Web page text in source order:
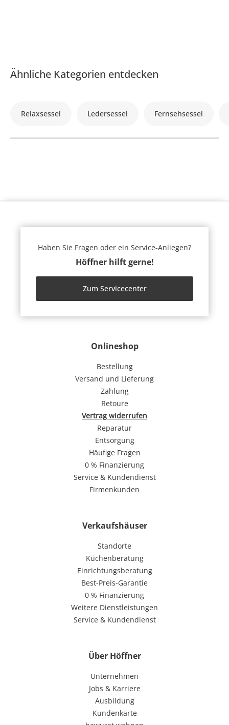
Ähnliche Kategorien entdecken
Relaxsessel Ledersessel Fernsehsessel
Onlineshop
Bestellung
Versand und Lieferung
Zahlung
Retoure
Vertrag widerrufen
Reparatur
Entsorgung
Häufige Fragen
0 % Finanzierung
Service & Kundendienst
Firmenkunden
Verkaufshäuser
Standorte
Küchenberatung
Einrichtungsberatung
Best-Preis-Garantie
0 % Finanzierung
Weitere Dienstleistungen
Service & Kundendienst
Über Höffner
Unternehmen
Jobs & Karriere
Ausbildung
Kundenkarte
Haben Sie Fragen oder ein Service-Anliegen?
Höffner hilft gerne!
Zum Servicecenter